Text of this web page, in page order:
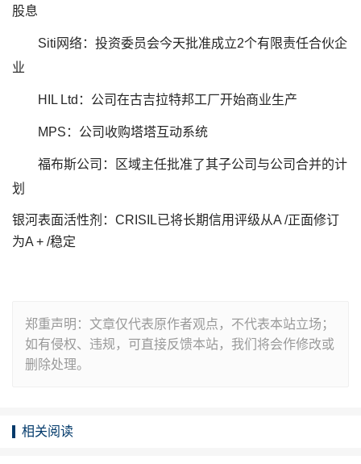
股息
Siti网络：投资委员会今天批准成立2个有限责任合伙企
业
HIL Ltd：公司在古吉拉特邦工厂开始商业生产
MPS：公司收购塔塔互动系统
福布斯公司：区域主任批准了其子公司与公司合并的计
划
银河表面活性剂：CRISIL已将长期信用评级从A /正面修订
为A + /稳定
郑重声明：文章仅代表原作者观点，不代表本站立场；
如有侵权、违规，可直接反馈本站，我们将会作修改或
删除处理。
相关阅读